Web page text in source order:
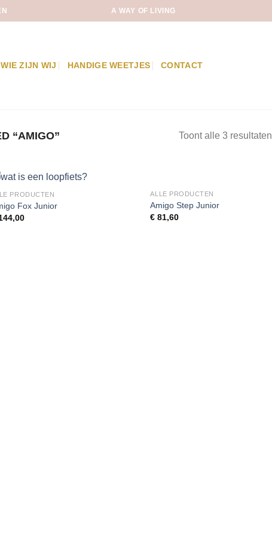
A WAY OF LIVING
WIE ZIJN WIJ HANDIGE WEETJES CONTACT
“AMIGO” Toont alle 3 resultaten
PRODUCTEN
Fox Junior
ALLE PRODUCTEN
Amigo Step Junior
€ 81,60